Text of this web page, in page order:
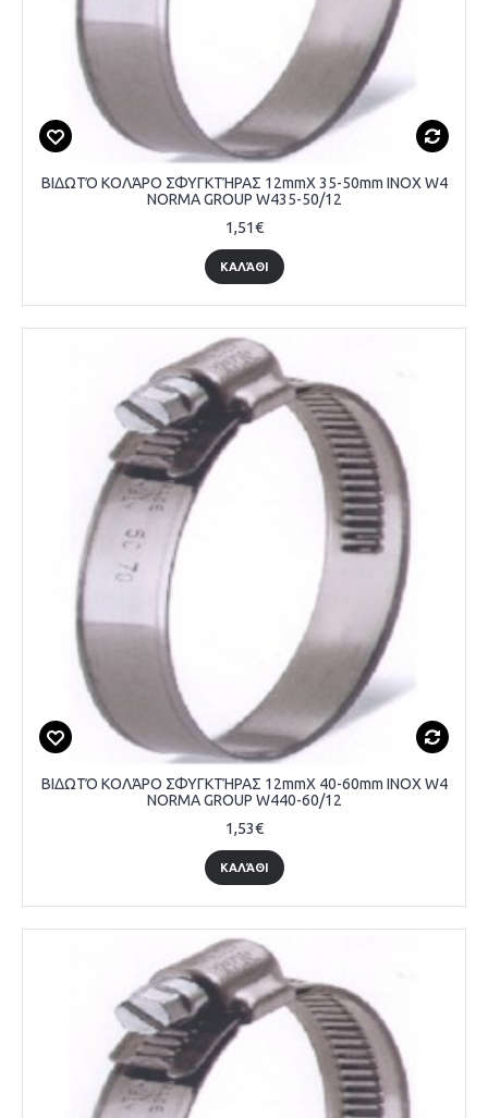
ΒΙΔΩΤΌ ΚΟΛΆΡΟ ΣΦΥΓΚΤΉΡΑΣ 12mmX 35-50mm INOX W4
NORMA GROUP W435-50/12
1,51€
ΚΑΛΆΘΙ
ΒΙΔΩΤΌ ΚΟΛΆΡΟ ΣΦΥΓΚΤΉΡΑΣ 12mmX 40-60mm INOX W4
NORMA GROUP W440-60/12
1,53€
ΚΑΛΆΘΙ